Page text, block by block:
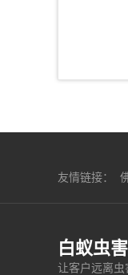
友情链接：
白蚁虫
让客户远离虫